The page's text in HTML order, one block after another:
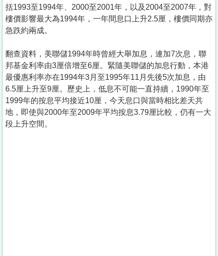
括1993至1994年、2000至2001年，以及2004至2007年，對
樓價影響最大為1994年，一年間息口上升2.5厘，樓價同期亦
急跌約兩成。
翻查資料，美聯儲1994年時曾經大舉加息，連加7次息，聯
邦基金利率由3厘倍增至6厘。緊隨美聯儲的加息行動，本港
最優惠利率亦在1994年3月至1995年11月先後5次加息，由
6.5厘上升至9厘。歷史上，低息不可能一直持續，1990年至
1999年的按息平均接近10厘，今天息口與當時相比差天共
地，即使與2000年至2009年平均按息3.79厘比較，仍有一大
段上升空間。